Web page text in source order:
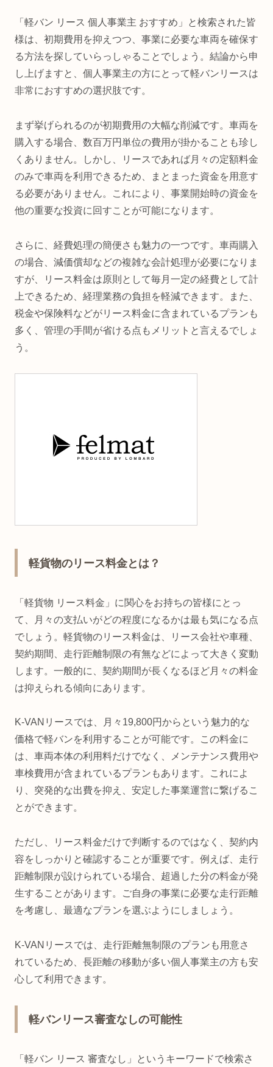
「軽バン リース 個人事業主 おすすめ」と検索された皆
様は、初期費用を抑えつつ、事業に必要な車両を確保す
る方法を探していらっしゃることでしょう。結論から申
し上げますと、個人事業主の方にとって軽バンリースは
非常におすすめの選択肢です。
まず挙げられるのが初期費用の大幅な削減です。車両を
購入する場合、数百万円単位の費用が掛かることも珍し
くありません。しかし、リースであれば月々の定額料金
のみで車両を利用できるため、まとまった資金を用意す
る必要がありません。これにより、事業開始時の資金を
他の重要な投資に回すことが可能になります。
さらに、経費処理の簡便さも魅力の一つです。車両購入
の場合、減価償却などの複雑な会計処理が必要になりま
すが、リース料金は原則として毎月一定の経費として計
上できるため、経理業務の負担を軽減できます。また、
税金や保険料などがリース料金に含まれているプランも
多く、管理の手間が省ける点もメリットと言えるでしょ
う。
軽貨物のリース料金とは？
「軽貨物 リース料金」に関心をお持ちの皆様にとっ
て、月々の支払いがどの程度になるかは最も気になる点
でしょう。軽貨物のリース料金は、リース会社や車種、
契約期間、走行距離制限の有無などによって大きく変動
します。一般的に、契約期間が長くなるほど月々の料金
は抑えられる傾向にあります。
K-VANリースでは、月々19,800円からという魅力的な
価格で軽バンを利用することが可能です。この料金に
は、車両本体の利用料だけでなく、メンテナンス費用や
車検費用が含まれているプランもあります。これによ
り、突発的な出費を抑え、安定した事業運営に繋げるこ
とができます。
ただし、リース料金だけで判断するのではなく、契約内
容をしっかりと確認することが重要です。例えば、走行
距離制限が設けられている場合、超過した分の料金が発
生することがあります。ご自身の事業に必要な走行距離
を考慮し、最適なプランを選ぶようにしましょう。
K-VANリースでは、走行距離無制限のプランも用意さ
れているため、長距離の移動が多い個人事業主の方も安
心して利用できます。
軽バンリース審査なしの可能性
「軽バン リース 審査なし」というキーワードで検索さ